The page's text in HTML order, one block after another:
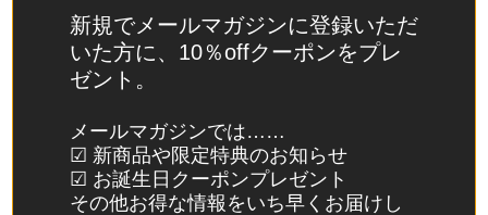
(CHF
CHF)
スウ
デン
(SEK
kr)
新規でメールマガジンに登録いただ
いた方に、10％offクーポンをプレ
ゼント。
メールマガジンでは……
☑ 新商品や限定特典のお知らせ
☑ お誕生日クーポンプレゼント
その他お得な情報をいち早くお届けし